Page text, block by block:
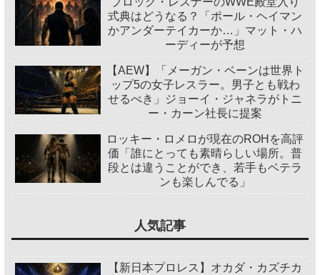
式典はどうなる？「ポール・ヘイマン
かアンダーテイカーか…」マット・ハ
ーディーが予想
【AEW】「メーガン・ベーンは世界ト
ップ5の女子レスラー。男子とも戦わ
せるべき」ジョーイ・ジャネラがトニ
ー・カーン社長に提案
ロッキー・ロメロが現在のROHを高評
価「誰にとっても素晴らしい場所。普
段とは違うことができ、若手もベテラ
ンも楽しんでる」
人気記事
【新日本プロレス】オカダ・カズチカ